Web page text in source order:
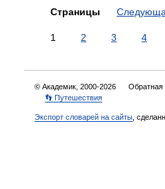
Страницы
1 2 3 4
© Академик, 2000-2026 Обратная
👣 Путешествия
Экспорт словарей на сайты ,